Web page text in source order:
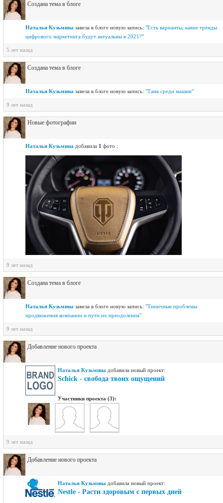
Создана тема в блоге
Наталья Кузьмина завелa в блоге новую запись: "Есть варианты, какие тренды
цифрового маркетинга будут актуальны в 2021?"
5 лет назад
Создана тема в блоге
Наталья Кузьмина завелa в блоге новую запись: "Танк среди машин"
9 лет назад
Новые фотографии
Наталья Кузьмина добавила 1 фото :
9 лет назад
Создана тема в блоге
Наталья Кузьмина завелa в блоге новую запись: "Типичные проблемы
продвижения компании и пути их преодоления"
9 лет назад
Добавление нового проекта
Наталья Кузьмина добавилa новый проект:
Schick - свобода твоих ощущений
Участники проекта (3):
9 лет назад
Добавление нового проекта
Наталья Кузьмина добавилa новый проект:
Nestle - Расти здоровым с первых дней